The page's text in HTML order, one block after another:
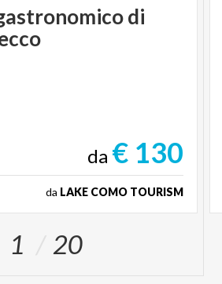
di
da € 130
da LAKE COMO TOURISM
1 20